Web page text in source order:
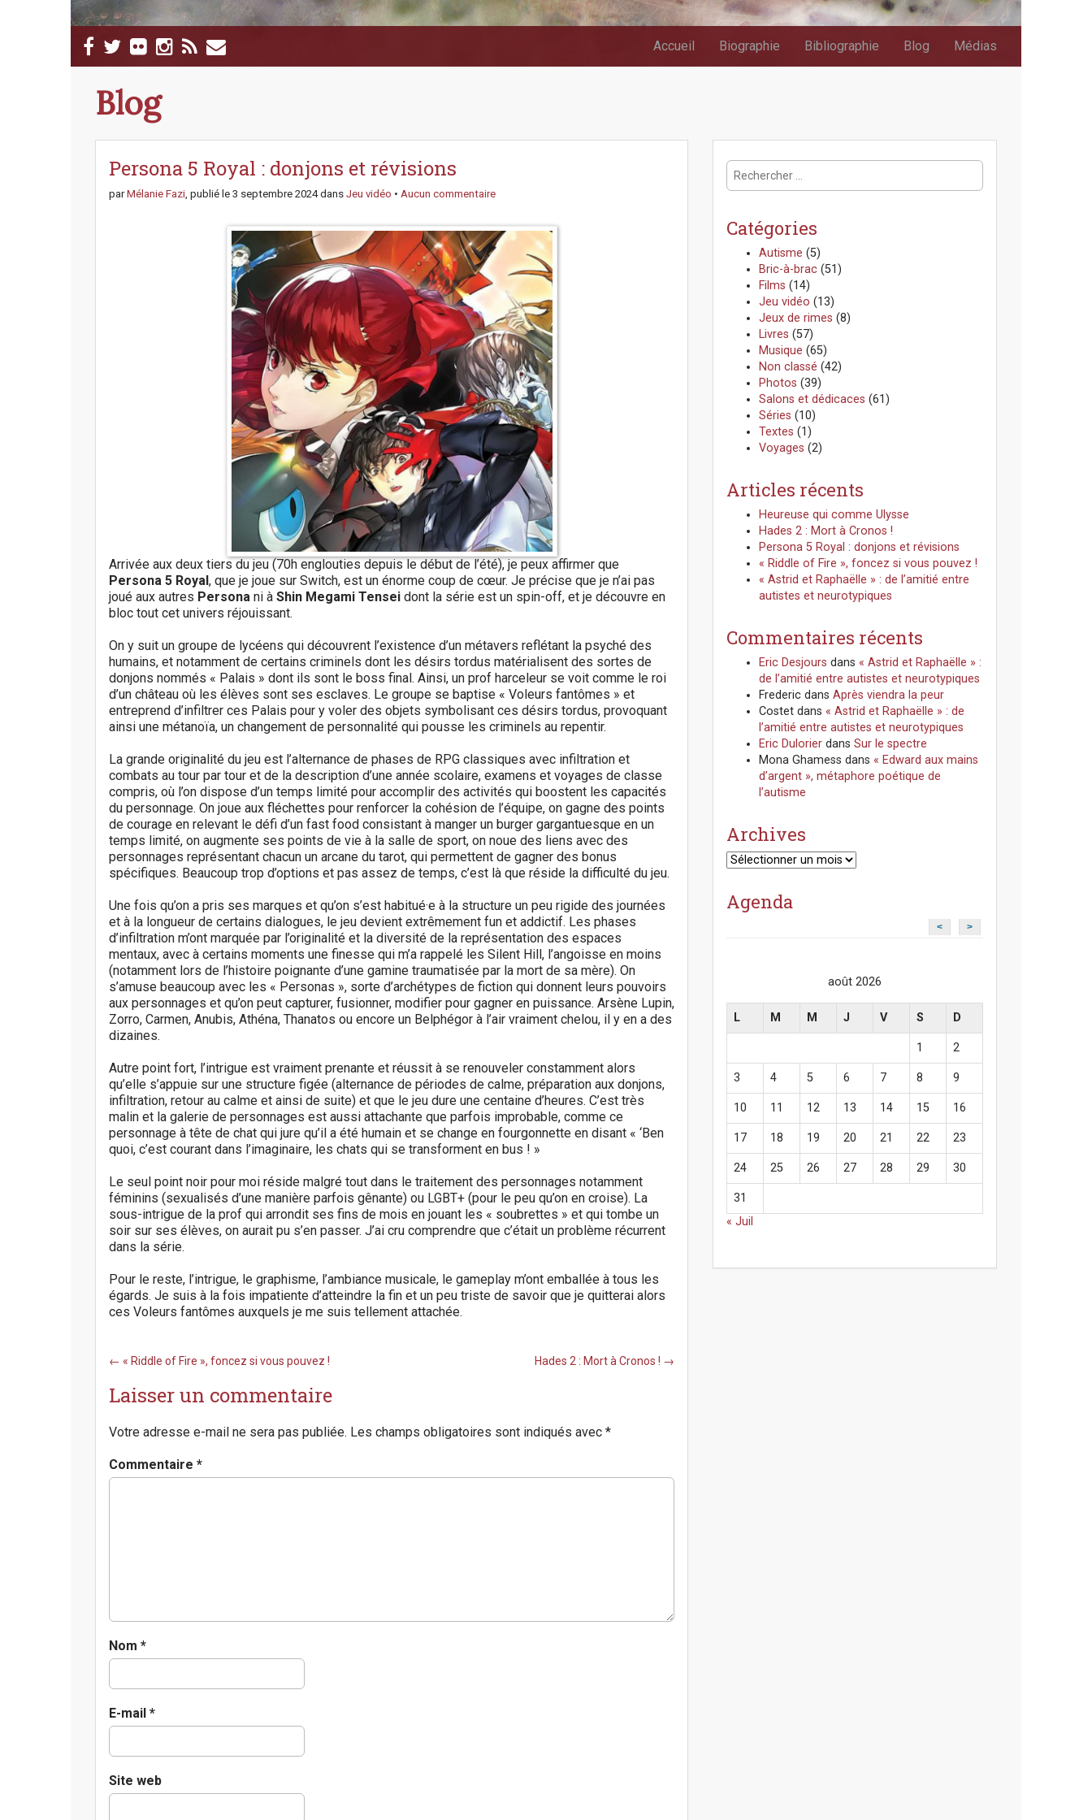
M
i
i
Accueil Biographie Bibliographie Blog Médias
Blog
Persona 5 Royal : donjons et révisions
parMélanie Fazi, publié le 3 septembre 2024dans Jeu vidéo • Aucun commentaire
Arrivée aux deux tiers du jeu (70h englouties depuis le début de l’été), je peux affirmer que
Persona 5 Royal, que je joue sur Switch, est un énorme coup de cœur. Je précise que je n’ai pas
joué aux autres Persona ni à Shin Megami Tensei dont la série est un spin-off, et je découvre en
bloc tout cet univers réjouissant.
On y suit un groupe de lycéens qui découvrent l’existence d’un métavers reflétant la psyché des
humains, et notamment de certains criminels dont les désirs tordus matérialisent des sortes de
donjons nommés « Palais » dont ils sont le boss final. Ainsi, un prof harceleur se voit comme le roi
d’un château où les élèves sont ses esclaves. Le groupe se baptise « Voleurs fantômes » et
entreprend d’infiltrer ces Palais pour y voler des objets symbolisant ces désirs tordus, provoquant
ainsi une métanoïa, un changement de personnalité qui pousse les criminels au repentir.
La grande originalité du jeu est l’alternance de phases de RPG classiques avec infiltration et
combats au tour par tour et de la description d’une année scolaire, examens et voyages de classe
compris, où l’on dispose d’un temps limité pour accomplir des activités qui boostent les capacités
du personnage. On joue aux fléchettes pour renforcer la cohésion de l’équipe, on gagne des points
de courage en relevant le défi d’un fast food consistant à manger un burger gargantuesque en un
temps limité, on augmente ses points de vie à la salle de sport, on noue des liens avec des
personnages représentant chacun un arcane du tarot, qui permettent de gagner des bonus
spécifiques. Beaucoup trop d’options et pas assez de temps, c’est là que réside la difficulté du jeu.
Une fois qu’on a pris ses marques et qu’on s’est habitué·e à la structure un peu rigide des journées
et à la longueur de certains dialogues, le jeu devient extrêmement fun et addictif. Les phases
d’infiltration m’ont marquée par l’originalité et la diversité de la représentation des espaces
mentaux, avec à certains moments une finesse qui m’a rappelé les Silent Hill, l’angoisse en moins
(notamment lors de l’histoire poignante d’une gamine traumatisée par la mort de sa mère). On
s’amuse beaucoup avec les « Personas », sorte d’archétypes de fiction qui donnent leurs pouvoirs
aux personnages et qu’on peut capturer, fusionner, modifier pour gagner en puissance. Arsène Lupin,
Zorro, Carmen, Anubis, Athéna, Thanatos ou encore un Belphégor à l’air vraiment chelou, il y en a des
dizaines.
Autre point fort, l’intrigue est vraiment prenante et réussit à se renouveler constamment alors
qu’elle s’appuie sur une structure figée (alternance de périodes de calme, préparation aux donjons,
infiltration, retour au calme et ainsi de suite) et que le jeu dure une centaine d’heures. C’est très
malin et la galerie de personnages est aussi attachante que parfois improbable, comme ce
personnage à tête de chat qui jure qu’il a été humain et se change en fourgonnette en disant « ‘Ben
quoi, c’est courant dans l’imaginaire, les chats qui se transforment en bus ! »
Le seul point noir pour moi réside malgré tout dans le traitement des personnages notamment
féminins (sexualisés d’une manière parfois gênante) ou LGBT+ (pour le peu qu’on en croise). La
sous-intrigue de la prof qui arrondit ses fins de mois en jouant les « soubrettes » et qui tombe un
soir sur ses élèves, on aurait pu s’en passer. J’ai cru comprendre que c’était un problème récurrent
dans la série.
Pour le reste, l’intrigue, le graphisme, l’ambiance musicale, le gameplay m’ont emballée à tous les
égards. Je suis à la fois impatiente d’atteindre la fin et un peu triste de savoir que je quitterai alors
ces Voleurs fantômes auxquels je me suis tellement attachée.
P
s
n
v
i
← « Riddle of Fire », foncez si vous pouvez ! Hades 2 : Mort à Cronos ! →
Laisser un commentaire
Votre adresse e-mail ne sera pas publiée. Les champs obligatoires sont indiqués avec *
Commentaire *
Nom *
E-mail *
Site web
R
e
Catégories
Autisme (5)
Bric-à-brac (51)
Films (14)
Jeu vidéo (13)
Jeux de rimes (8)
Livres (57)
Musique (65)
Non classé (42)
Photos (39)
Salons et dédicaces (61)
Séries (10)
Textes (1)
Voyages (2)
Articles récents
Heureuse qui comme Ulysse
Hades 2 : Mort à Cronos !
Persona 5 Royal : donjons et révisions
« Riddle of Fire », foncez si vous pouvez !
« Astrid et Raphaëlle » : de l’amitié entre
autistes et neurotypiques
Commentaires récents
Eric Desjours dans « Astrid et Raphaëlle » :
de l’amitié entre autistes et neurotypiques
Frederic dans Après viendra la peur
Costet dans « Astrid et Raphaëlle » : de
l’amitié entre autistes et neurotypiques
Eric Dulorier dans Sur le spectre
Mona Ghamess dans « Edward aux mains
d’argent », métaphore poétique de
l’autisme
Archives
Archives
Agenda
< >
août 2026
L M M J V S D
1 2
3 4 5 6 7 8 9
10 11 12 13 14 15 16
17 18 19 20 21 22 23
24 25 26 27 28 29 30
31
« Juil